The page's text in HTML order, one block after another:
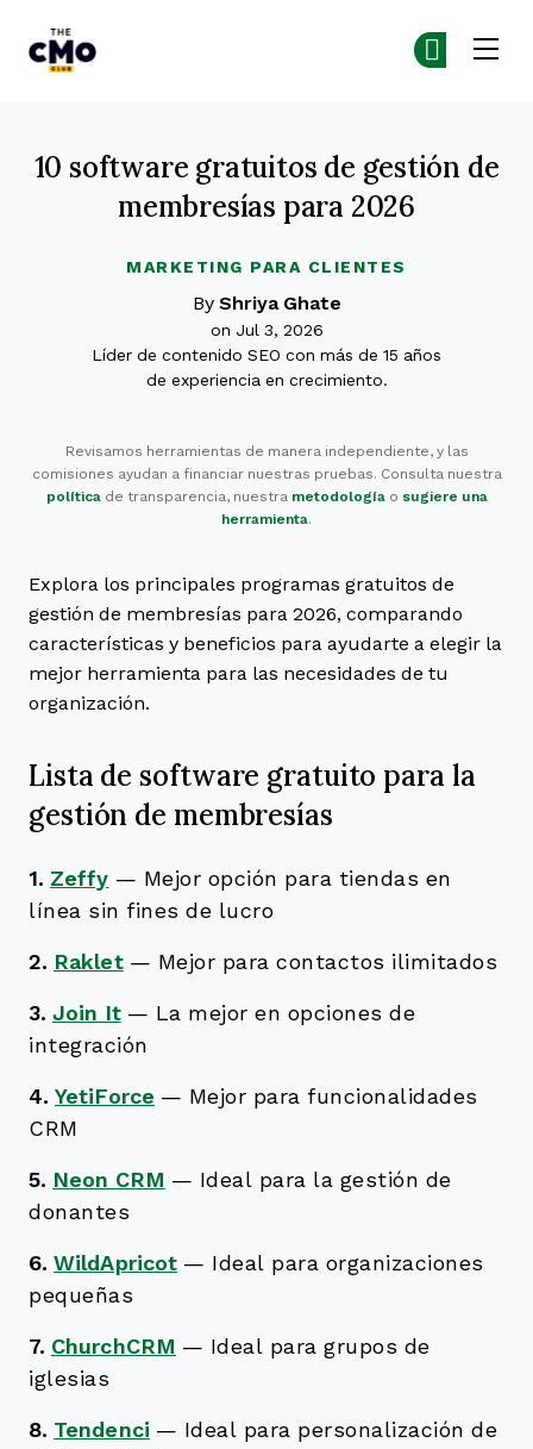
MARKETING PARA CLIENTES
10 software gratuitos de gestión de
membresías para 2026
By Shriya Ghate
on Jul 3, 2026
Líder de contenido SEO con más de 15 años
de experiencia en crecimiento.
Revisamos herramientas de manera independiente, y las
comisiones ayudan a financiar nuestras pruebas. Consulta nuestra
políticade transparencia, nuestra metodologíao sugiere una
herramienta.
Explora los principales programas gratuitos de
gestión de membresías para 2026, comparando
características y beneficios para ayudarte a elegir la
mejor herramienta para las necesidades de tu
organización.
Lista de software gratuito para la
gestión de membresías
1. Zeffy — Mejor opción para tiendas en
línea sin fines de lucro
2. Raklet — Mejor para contactos ilimitados
3. Join It — La mejor en opciones de
integración
4. YetiForce — Mejor para funcionalidades
CRM
5. Neon CRM — Ideal para la gestión de
donantes
6. WildApricot — Ideal para organizaciones
pequeñas
7. ChurchCRM — Ideal para grupos de
iglesias
8. Tendenci — Ideal para personalización de